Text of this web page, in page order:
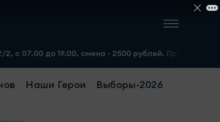
до 19.00, смена - 2500 рублей. Пр-т
Наши Герои Выборы-2026